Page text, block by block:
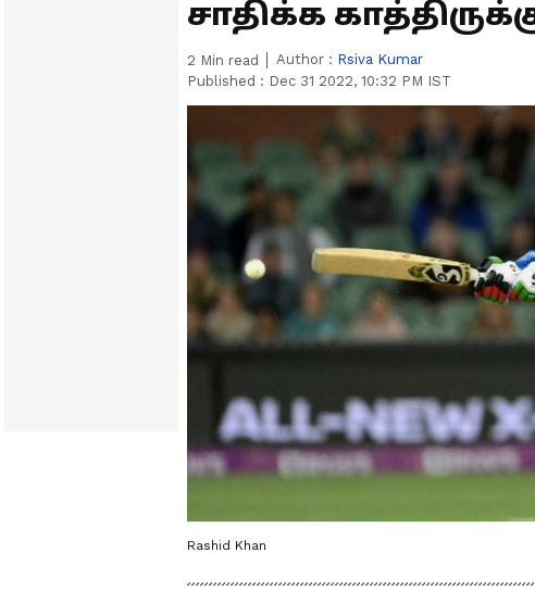
சாதிக்க
2 Min read Author : Rsiva Kumar
Published : Dec 31 2022, 10:32 PM IST
Rashid Khan